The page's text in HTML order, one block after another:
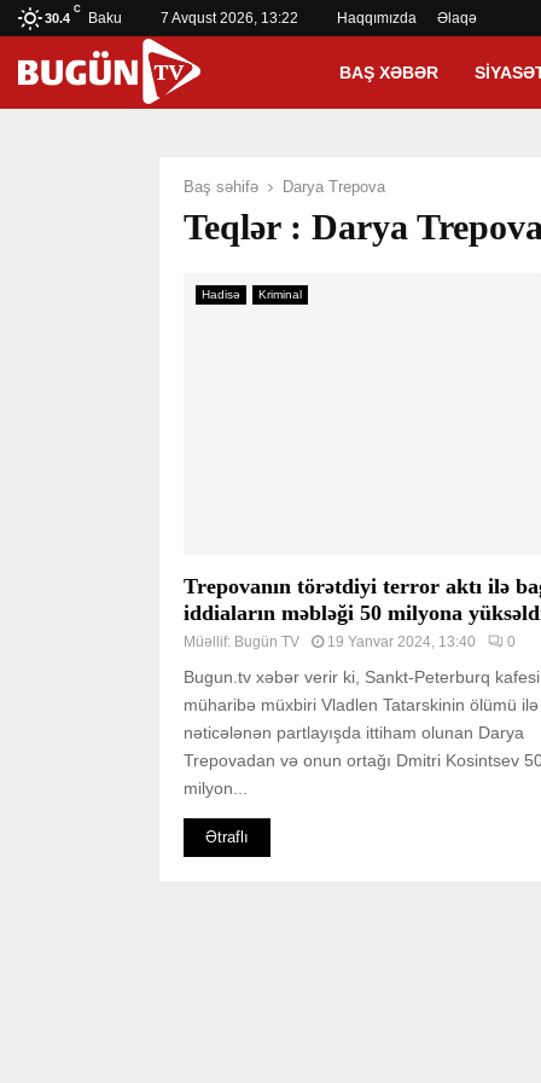
30.4
C
Baku 7 Avqust 2026, 13:22 Haqqımızda Əlaqə
BAŞ XƏBƏR
Baş səhifə Darya Trepova
Teqlər : Darya Trepova
Hadisə Kriminal
Trepovanın törətdiyi terror aktı ilə
iddiaların məbləği 50 milyona
Müəllif: Bugün TV 19 Yanvar 2024, 13:40 0
Bugun.tv xəbər verir ki, Sankt-Peterburq
müharibə müxbiri Vladlen Tatarskinin ölümü ilə
nəticələnən partlayışda ittiham olunan Darya
Trepovadan və onun ortağı Dmitri Kosintsev
milyon...
Ətraflı